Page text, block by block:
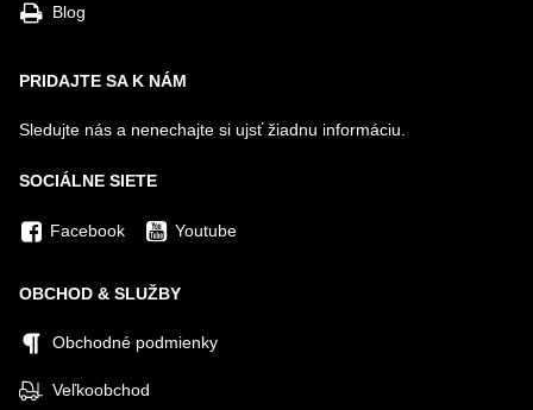
Blog
PRIDAJTE SA K NÁM
Sledujte nás a nenechajte si ujsť žiadnu informáciu.
SOCIÁLNE SIETE
Facebook Youtube
OBCHOD & SLUŽBY
Obchodné podmienky
Veľkoobchod